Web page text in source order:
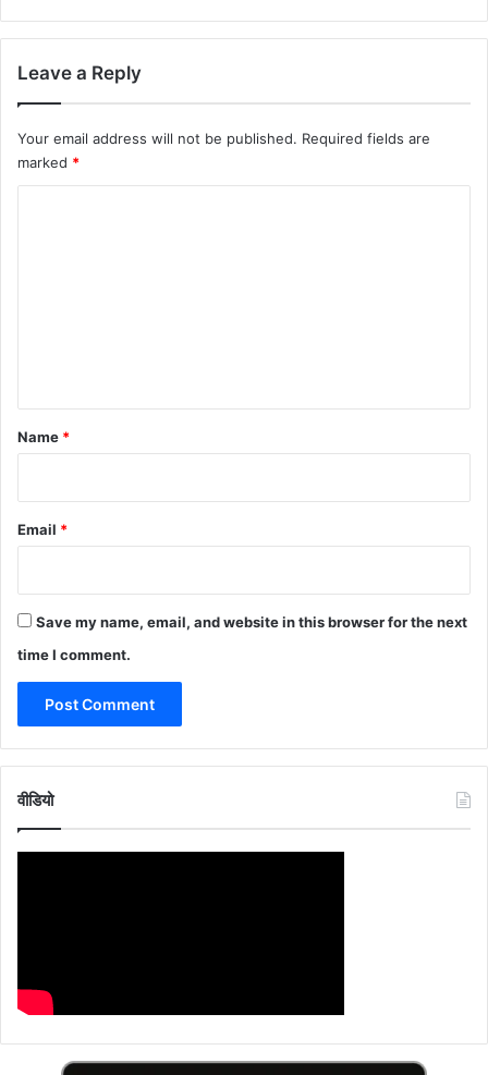
Leave a Reply
Your email address will not be published. Required fields are
marked *
*
Name *
Email *
Save my name, email, and website in this browser for the next
time I comment.
वीडियो